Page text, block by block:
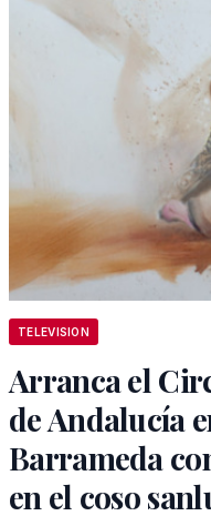
TELEVISION
Arranca el
de Andalucía
Barrameda
en el coso